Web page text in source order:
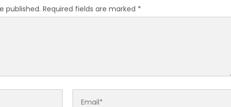
published. Required fields are marked *